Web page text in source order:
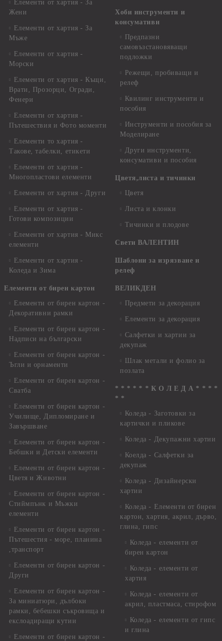
Елементи от хартия - За
Жени
Елементи от хартия - За
Мъже
Елементи от хартия -
Морски
Елементи от хартия - Къщи,
Врати, Прозорци, Огради,
Фенери
Елементи от хартия -
Пътешествия и Фото моменти
Елементи то хартия -
Такове, табелки, етикети
Елементи от хартия -
Многопластови елементи
Елементи от хартия - Други
Елементи от хартия -
Готови композиции
Елементи от хартия - Микс
елементи
Елементи от хартия -
Коледа и Зима
Елементи от бирен картон
Елементи от бирен картон -
Декоративни рамки
Елементи от бирен картон -
Надписи на български
Елементи от бирен картон -
Ъгли и орнаменти
Елементи от бирен картон -
Сватба
Елементи от бирен картон -
Училище, Дипломиране и
Завършване
Елементи от бирен картон -
Бебшки и Детски елементи
Елементи от бирен картон -
Цветя и Животни
Елементи от бирен картон -
Стиймпънк и Мъжки
елементи
Елементи от бирен картон -
Пътешестия - море, планина
,транспорт
Елементи от бирен картон -
Други
Елементи от бирен картон -
За миниатюри, дълбоки
рамки, бебешки съкровища и
екслоадиращи кутии
Елементи от бирен картон -
Хоби инструменти и
консумативи
Предпазни
самовъзстановяващи
подложки
Режещи, пробиващи и
релеф
Квилинг инструменти и
пособия
Инструменти и пособия за
Моделиране
Други инструменти,
консумативи и пособия
Цветя,листа и тичинки
Цветя
Листа и клонки
Тичинки и плодове
Свети ВАЛЕНТИН
Шаблони за изрязване и
релеф
ВЕЛИКДЕН
Предмети за декорация
Елементи за декорация
Салфетки и хартии за
декупаж
Шлак метали и фолио за
позлата
* * * * * * К О Л Е Д А * * * *
* *
Коледа - Заготовки за
картички и пликове
Коледа - Декупажни хартии
Коелда - Салфетки за
декупаж
Коледа - Дизайнерски
хартии
Коледа - Eлементи от бирен
картон, хартия, акрил, дърво,
глина, гипс
Коледа - елементи от
бирен картон
Коледа - елементи от
хартия
Коледа - елементи от
акрил, пластмаса, стирофом
Коледа - елементи от гипс
и глина